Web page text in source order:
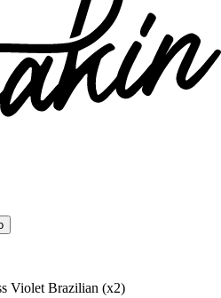
Violet Brazilian (x2)